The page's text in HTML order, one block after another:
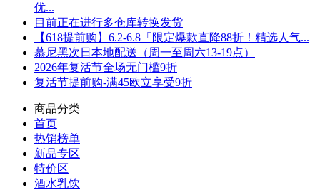
优...
目前正在进行多仓库转换发货
【618提前购】6.2-6.8「限定爆款直降88折！精选人气...
慕尼黑次日本地配送（周一至周六13-19点）
2026年复活节全场无门槛9折
复活节提前购-满45欧立享受9折
商品分类
首页
热销榜单
新品专区
特价区
酒水乳饮